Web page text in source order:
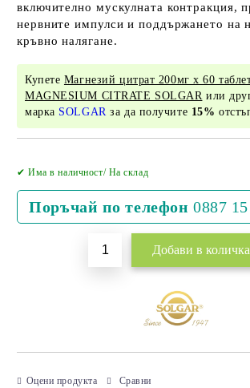
включително мускулната контракция,
нервните импулси и поддържането на
кръвно налягане.
Купете Магнезий цитрат 200мг х 60
MAGNESIUM CITRATE SOLGARили
марка SOLGARза да получите 15%
✔ Има в наличност/ На склад
Поръчай по телефон 0887
Оцени продукта Сравни